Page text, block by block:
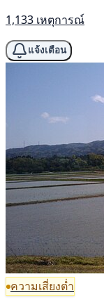
1,133 เหตุการณ์
แจ้งเตือน
ความเสี่ยงต่ำ